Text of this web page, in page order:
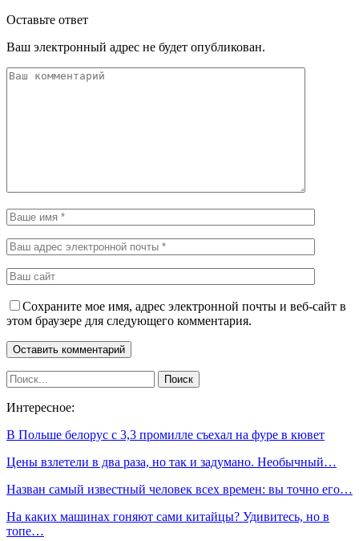
Оставьте ответ
Ваш электронный адрес не будет опубликован.
Сохраните мое имя, адрес электронной почты и веб-сайт в
этом браузере для следующего комментария.
Интересное:
В Польше белорус с 3,3 промилле съехал на фуре в кювет
Цены взлетели в два раза, но так и задумано. Необычный…
Назван самый известный человек всех времен: вы точно его…
На каких машинах гоняют сами китайцы? Удивитесь, но в
топе…